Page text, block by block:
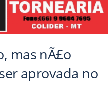
mas nÃ£o
aprovada no